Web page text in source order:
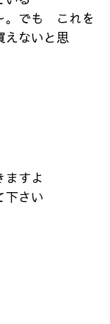
。でも これを
えないと思
すよ
下さい